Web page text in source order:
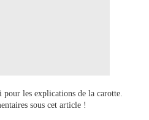
les explications de la carotte.
sous cet article !